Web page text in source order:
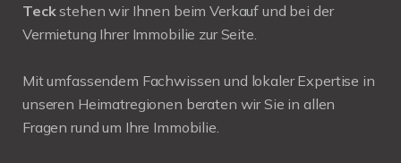
Teckstehen wir Ihnen beim Verkauf und bei der
Vermietung Ihrer Immobilie zur Seite.
Mit umfassendem Fachwissen und lokaler Expertise in
unseren Heimatregionen beraten wir Sie in allen
Fragen rund um Ihre Immobilie.